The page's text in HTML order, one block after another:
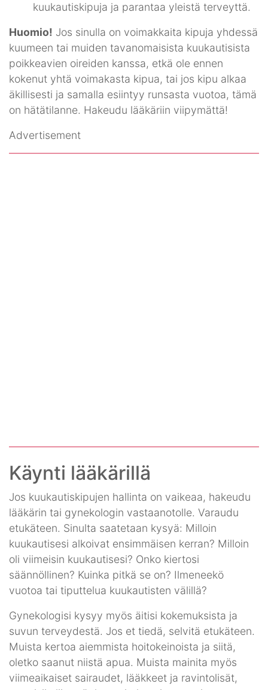
kuukautiskipuja ja parantaa yleistä terveyttä.
Huomio! Jos sinulla on voimakkaita kipuja yhdessä
kuumeen tai muiden tavanomaisista kuukautisista
poikkeavien oireiden kanssa, etkä ole ennen
kokenut yhtä voimakasta kipua, tai jos kipu alkaa
äkillisesti ja samalla esiintyy runsasta vuotoa, tämä
on hätätilanne. Hakeudu lääkäriin viipymättä!
Advertisement
Käynti lääkärillä
Jos kuukautiskipujen hallinta on vaikeaa, hakeudu
lääkärin tai gynekologin vastaanotolle. Varaudu
etukäteen. Sinulta saatetaan kysyä: Milloin
kuukautisesi alkoivat ensimmäisen kerran? Milloin
oli viimeisin kuukautisesi? Onko kiertosi
säännöllinen? Kuinka pitkä se on? Ilmeneekö
vuotoa tai tiputtelua kuukautisten välillä?
Gynekologisi kysyy myös äitisi kokemuksista ja
suvun terveydestä. Jos et tiedä, selvitä etukäteen.
Muista kertoa aiemmista hoitokeinoista ja siitä,
oletko saanut niistä apua. Muista mainita myös
viimeaikaiset sairaudet, lääkkeet ja ravintolisät,